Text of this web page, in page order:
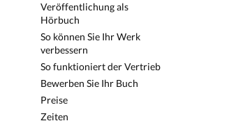
Veröffentlichung als
Hörbuch
So können Sie Ihr Werk
verbessern
So funktioniert der Vertrieb
Bewerben Sie Ihr Buch
Preise
Zeiten